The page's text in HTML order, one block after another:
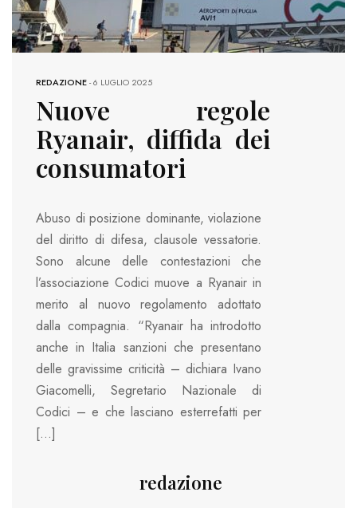
REDAZIONE-6 LUGLIO 2025
Nuove regole
Ryanair, diffida dei
consumatori
Abuso di posizione dominante, violazione
del diritto di difesa, clausole vessatorie.
Sono alcune delle contestazioni che
l’associazione Codici muove a Ryanair in
merito al nuovo regolamento adottato
dalla compagnia. “Ryanair ha introdotto
anche in Italia sanzioni che presentano
delle gravissime criticità – dichiara Ivano
Giacomelli, Segretario Nazionale di
Codici – e che lasciano esterrefatti per
[…]
redazione